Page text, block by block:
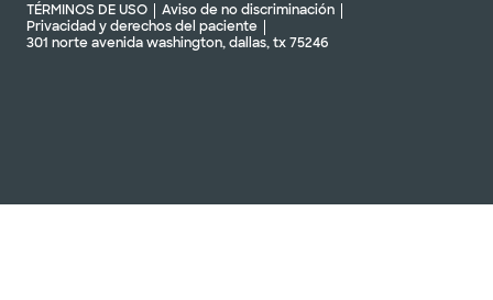
TÉRMINOS DE USO
Aviso de no discriminación
Privacidad y derechos del paciente
301 norte avenida washington, dallas, tx 75246